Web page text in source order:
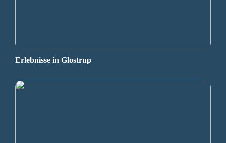
Erlebnisse in Glostrup